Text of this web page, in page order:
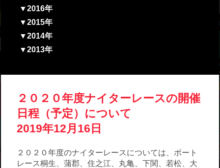
▼2016年
▼2015年
▼2014年
▼2013年
２０２０年度ナイターレースの開催
日程（予定）について
2019年12月16日
２０２０年度のナイターレースについては、ボート
レース桐生、蒲郡、住之江、丸亀、下関、若松、大